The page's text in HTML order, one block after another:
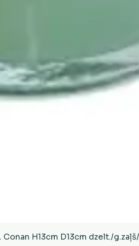
Conan H13cm D13cm dzelt./